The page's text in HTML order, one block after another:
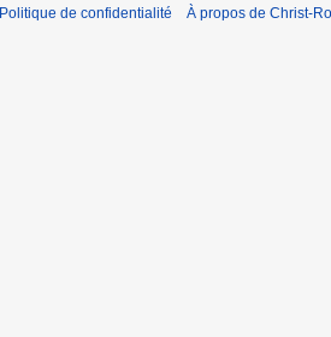
Politique de confidentialité À propos de Christ-